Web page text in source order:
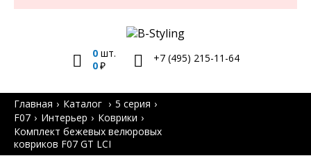
0шт.
0
+7 (495) 215-11-64
Главная Каталог
5 серия
F07
Интерьер
Коврики
Комплект бежевых велюровых
ковриков F07 GT LCI